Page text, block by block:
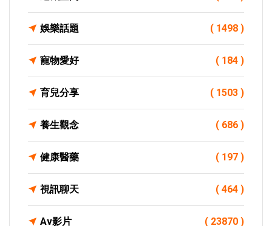
娛樂話題 ( 1498 )
寵物愛好 ( 184 )
育兒分享 ( 1503 )
養生觀念 ( 686 )
健康醫藥 ( 197 )
視訊聊天 ( 464 )
Av影片 ( 23870 )